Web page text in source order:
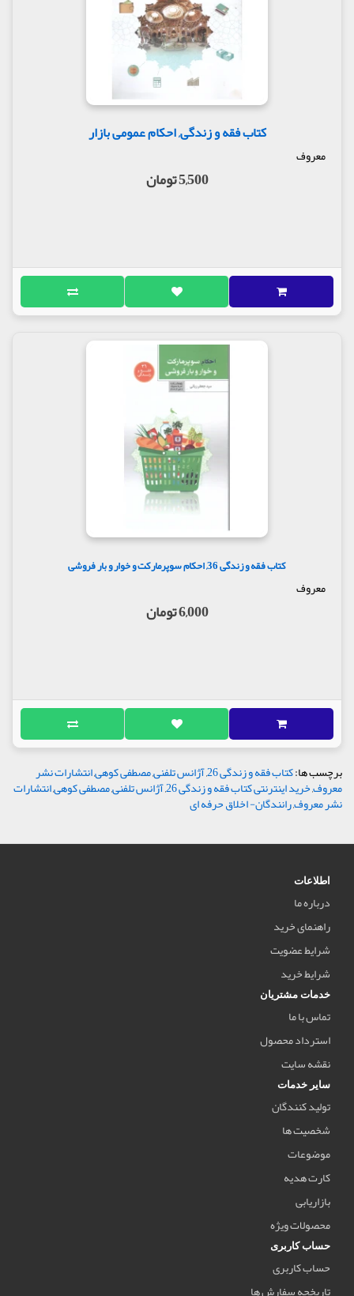
کتاب فقه و زندگی, احکام عمومی بازار
معروف
5,500 تومان
کتاب فقه و زندگی 36, احکام سوپرمارکت و خوار و بار فروشی
معروف
6,000 تومان
برچسب ها:کتاب فقه و زندگی 26 ,آژانس تلفنی,مصطفی کوهی,انتشارات نشر
معروف,خرید اینترنتی کتاب فقه و زندگی 26 ,آژانس تلفنی,مصطفی کوهی,انتشارات
نشر معروف,رانندگان- اخلاق حرفه ای
اطلاعات
درباره ما
راهنمای خرید
شرایط عضویت
شرایط خرید
خدمات مشتریان
تماس با ما
استرداد محصول
نقشه سایت
سایر خدمات
تولید کنندگان
شخصیت ها
موضوعات
کارت هدیه
بازاریابی
محصولات ویژه
حساب کاربری
حساب کاربری
تاریخچه سفارش ها